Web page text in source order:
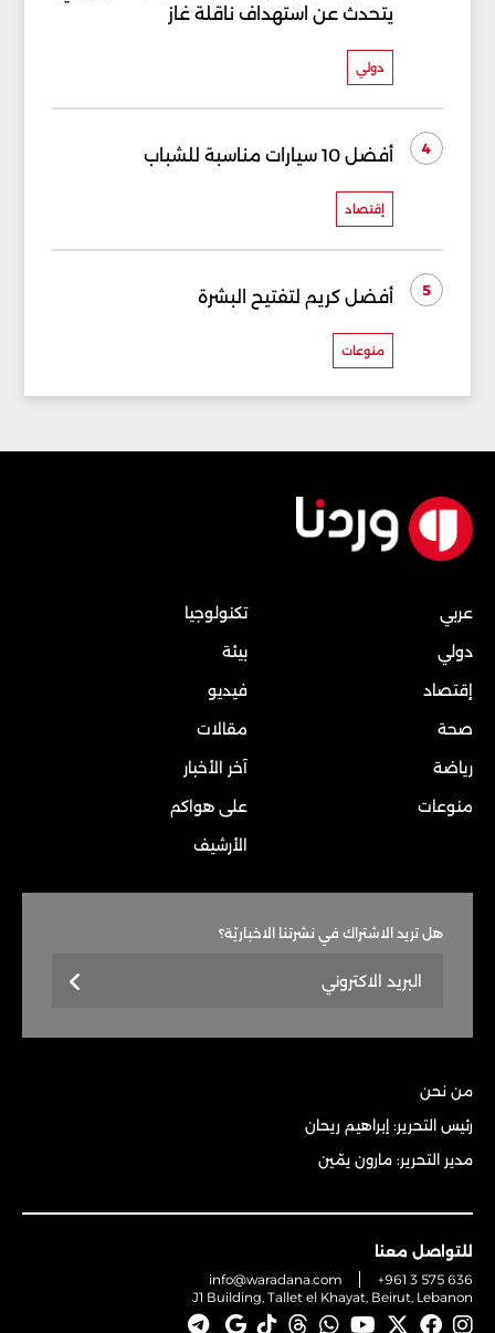
يتحدث عن استهداف ناقلة غاز
دولي
4 أفضل 10 سيارات مناسبة للشباب
إقتصاد
5 أفضل كريم لتفتيح البشرة
منوعات
عربي
دولي
إقتصاد
صحة
رياضة
منوعات
تكنولوجيا
بيئة
فيديو
مقالات
آخر الأخبار
على هواكم
الأرشيف
هل تريد الاشتراك في نشرتنا الاخباريّة؟
من نحن
رئيس التحرير: إبراهيم ريحان
مدير التحرير: مارون يمّين
للتواصل معنا
info@waradana.com
+961 3 575 636
J1 Building, Tallet el Khayat, Beirut, Lebanon